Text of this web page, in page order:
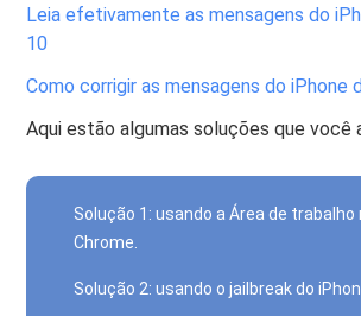
Leia efetivamente as mensagens do
10
Como corrigir as mensagens do iPhone
Aqui estão algumas soluções que você
Solução 1: usando a Área de
Chrome.
Solução 2: usando o jailbreak do